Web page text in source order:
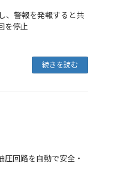
、警報を発報すると共
を停止
続きを読む
回路を自動で安全・